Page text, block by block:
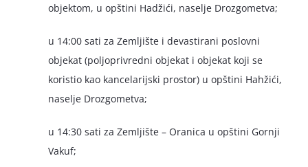
objektom, u opštini Hadžići, naselje Drozgometva;
u 14:00 sati za Zemljište i devastirani poslovni
objekat (poljoprivredni objekat i objekat koji se
koristio kao kancelarijski prostor) u opštini Hahžići,
naselje Drozgometva;
u 14:30 sati za Zemljište – Oranica u opštini Gornji
Vakuf;